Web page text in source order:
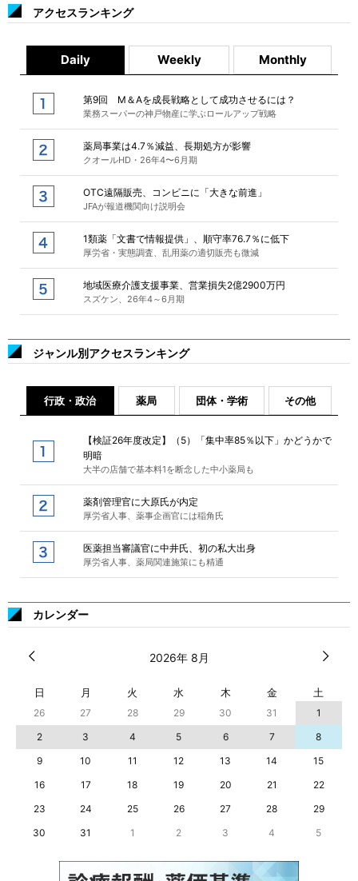
アクセスランキング
Daily Weekly Monthly
第9回 M＆Aを成長戦略として成功させるには？
業務スーパーの神戸物産に学ぶロールアップ戦略
薬局事業は4.7％減益、長期処方が影響
クオールHD・26年4〜6月期
OTC遠隔販売、コンビニに「大きな前進」
JFAが報道機関向け説明会
1類薬「文書で情報提供」、順守率76.7％に低下
厚労省・実態調査、乱用薬の適切販売も微減
地域医療介護支援事業、営業損失2億2900万円
スズケン、26年4～6月期
ジャンル別アクセスランキング
行政・政治 薬局 団体・学術 その他
【検証26年度改定】（5）「集中率85％以下」かどうかで
明暗
大半の店舗で基本料1を断念した中小薬局も
薬剤管理官に大原氏が内定
厚労省人事、薬事企画官には稲角氏
医薬担当審議官に中井氏、初の私大出身
厚労省人事、薬局関連施策にも精通
カレンダー
2026年 8月
日 月 火 水 木 金 土
26 27 28 29 30 31
1
2
3 4 5 6 7
8
9
10 11 12 13 14
15
16
17 18 19 20 21
22
23
24 25 26 27 28
29
30
31 1 2 3 4 5